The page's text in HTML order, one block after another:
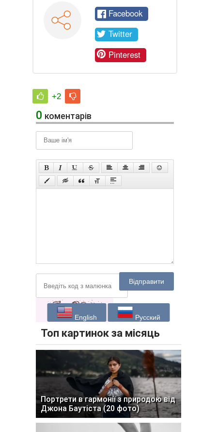
Facebook
Twitter
Pinterest
+2
0 коментарів
Відправити
English Русский
Топ картинок за місяць
Портрети в гармонії з природою від
Джона Баутіста (20 фото)